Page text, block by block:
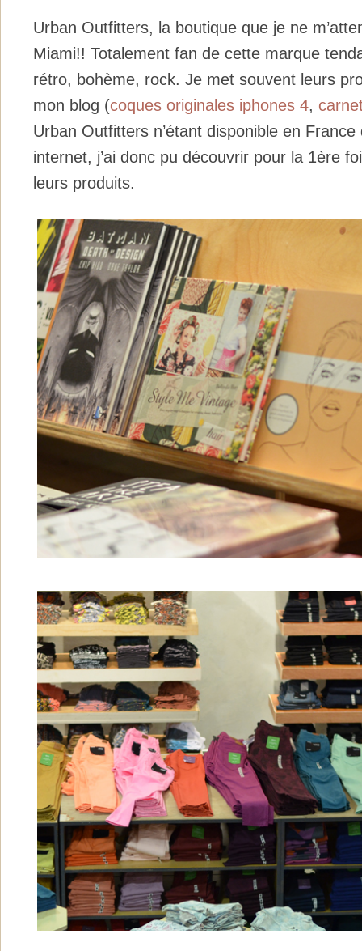
Urban Outfitters, la boutique que je ne
Miami!! Totalement fan de cette marque
rétro, bohème, rock. Je met souvent leurs
mon blog (coques originales iphones 4,
Urban Outfitters n’étant disponible en
internet, j’ai donc pu découvrir pour la 1ère
leurs produits.